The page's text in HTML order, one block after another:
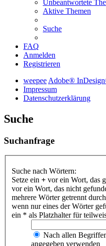
Unbeantwortete
Aktive Themen
Suche
FAQ
Anmelden
Registrieren
weepee Adobe®
Impressum
Datenschutzerklärung
Suche
Suchanfrage
Suche nach Wörtern:
Setze ein + vor ein Wort, das
vor ein Wort, das nicht
mehrere Wörter getrennt durch
wenn nur eines der Wörter
ein * als Platzhalter für
Nach allen
angegeben verwenden